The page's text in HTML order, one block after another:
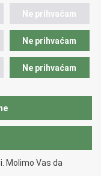
poslova
poslova.
Ne prihvaćam
Ne prihvaćam
Ne prihvaćam
Molimo Vas da